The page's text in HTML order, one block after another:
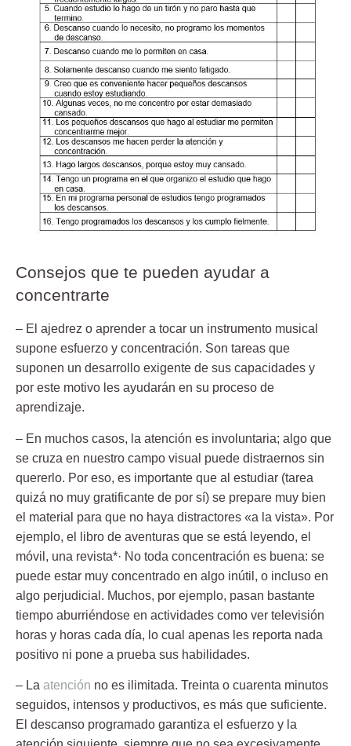
Consejos que te pueden ayudar a
concentrarte
– El ajedrez o aprender a tocar un instrumento musical
supone esfuerzo y concentración. Son tareas que
suponen un desarrollo exigente de sus capacidades y
por este motivo les ayudarán en su proceso de
aprendizaje.
– En muchos casos, la atención es involuntaria; algo que
se cruza en nuestro campo visual puede distraernos sin
quererlo. Por eso, es importante que al estudiar (tarea
quizá no muy gratificante de por sí) se prepare muy bien
el material para que no haya distractores «a la vista». Por
ejemplo, el libro de aventuras que se está leyendo, el
móvil, una revista*· No toda concentración es buena: se
puede estar muy concentrado en algo inútil, o incluso en
algo perjudicial. Muchos, por ejemplo, pasan bastante
tiempo aburriéndose en actividades como ver televisión
horas y horas cada día, lo cual apenas les reporta nada
positivo ni pone a prueba sus habilidades.
– La atención no es ilimitada. Treinta o cuarenta minutos
seguidos, intensos y productivos, es más que suficiente.
El descanso programado garantiza el esfuerzo y la